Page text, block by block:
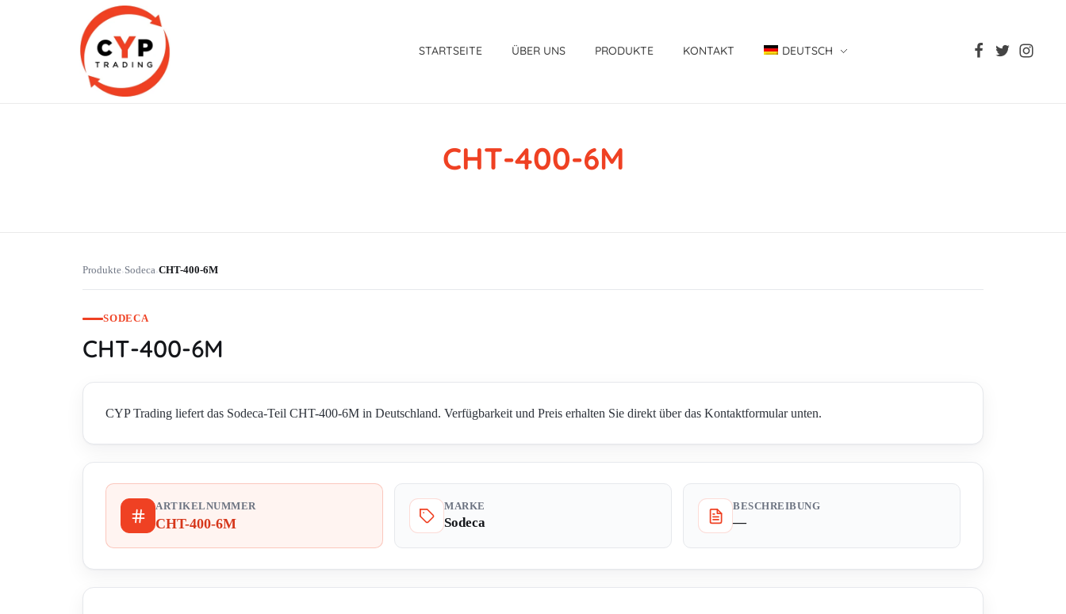
STARTSEITE ÜBER UNS PRODUKTE KONTAKT DEUTSCH
CHT-400-6M
Produkte›Sodeca›CHT-400-6M
SODECA
CHT-400-6M
CYP Trading liefert das Sodeca-Teil CHT-400-6M in Deutschland. Verfügbarkeit und Preis erhalten Sie direkt über das Kontaktformular unten.
ARTIKELNUMMER
CHT-400-6M
MARKE
Sodeca
BESCHREIBUNG
—